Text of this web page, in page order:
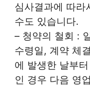
심사결과에 따라
수도 있습니다.
– 청약의 철회 :
수령일, 계약 체
에 발생한 날부
인 경우 다음 영